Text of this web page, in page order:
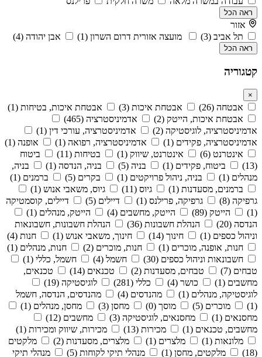
ראה הכל
אזור
תל אביב (3)
מועצה אזורית דרום השרון (1) אבן יהודה (4)
ראה הכל
קטגוריה
×
אבטחה (26) אבטחת איכות (3)
אבטחת איכות, בטיחות (1)
אבטחת איכות, הייטק (2)
אדמיניסטרציה (465)
אדמיניסטרציה, לוגיסטיקה (2)
אדמיניסטרציה, עורכי דין (1)
אדמיניסטרציה, פקידים (1)
אדמיניסטרציה, רפואה (1)
אופנה (1)
אינטרנט (6)
אינטרנט, שיווק (1) בטיחות (11)
ביטוח
(13)
ביטוח, פקידים (1) בניה (5) בניה, הנדסה (1)
בניה,
מנהלים (1)
בניה, ניהול פרויקטים (1) בקרים (5)
ברמנים (1)
ברמנים, מסעדנות (1)
גיוס (11)
גיוס, משאבי אנוש (1)
גרפיקה (8)
גרפיקה, פרילנס (1) דיילים (5)
דיילים, קוסמטיקה
(1)
הייטק (89) הייטק, מחשבים (4)
הייטק, מנהלים (1)
הנדסה (20)
הנהלת חשבונות (36)
הנהלת חשבונות, חשבונאות
וניהול כספים (1)
חינוך (14) חינוך, משאבי אנוש (1)
חנות (4)
חנות, אופנה, מוכרים (1)
חנות, מוכרים (2)
חנות, מנהלים (1)
חשבונאות וניהול כספים (30)
חשמל (4)
חשמל, כללי (1)
טבחים (7)
טבחים, מסעדנות (2) טכנאים (14)
טכנאים,
מחשבים (1)
כושר (4) כללי (281)
לוגיסטיקה (19)
לוגיסטיקה, מנהלים (1)
מהנדסים (4)
מהנדסים, הנדסה, חשמל
(1)
מוכרים (5) מוסך (0) מחסן (3)
מחסן, מנהלים (1)
מחסנאים (1)
מחסנאים, לוגיסטיקה (3)
מחשבים (12)
מחשבים, טכנאים (1)
מכירות (13)
מכירות, שיווק ומכירות (1)
מלונאות (1)
מלצרים (1) מלצרים, מסעדנות (2)
מלקטים
(18)
מלקטים, מחסן (1) מנהלי תיקי לקוחות (5)
מנהלי תיקי